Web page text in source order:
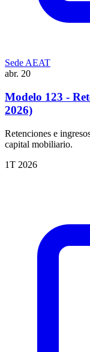
Sede AEAT
abr. 20
Modelo 123 -
2026)
Retenciones e
capital mobiliario.
1T 2026